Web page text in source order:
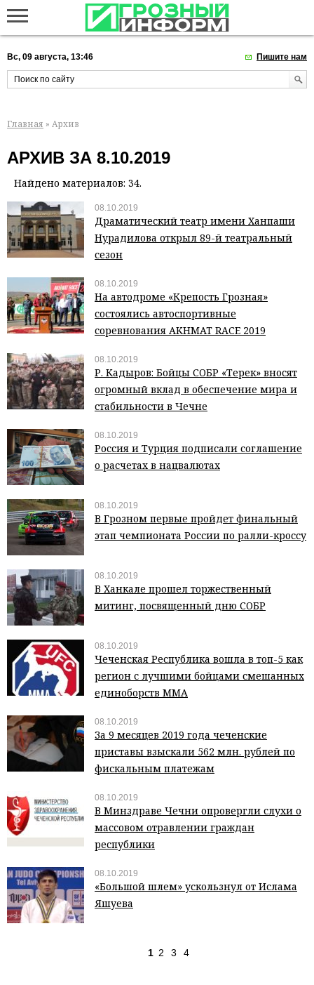
Вс, 09 августа, 13:46 Пишите нам
Главная » Архив
АРХИВ ЗА 8.10.2019
Найдено материалов: 34.
08.10.2019
Драматический театр имени Ханпаши
Нурадилова открыл 89-й театральный
сезон
08.10.2019
На автодроме «Крепость Грозная»
состоялись автоспортивные
соревнования AKHMAT RACE 2019
08.10.2019
Р. Кадыров: Бойцы СОБР «Терек» вносят
огромный вклад в обеспечение мира и
стабильности в Чечне
08.10.2019
Россия и Турция подписали соглашение
о расчетах в нацвалютах
08.10.2019
В Грозном первые пройдет финальный
этап чемпионата России по ралли-кроссу
08.10.2019
В Ханкале прошел торжественный
митинг, посвященный дню СОБР
08.10.2019
Чеченская Республика вошла в топ-5 как
регион с лучшими бойцами смешанных
единоборств ММА
08.10.2019
За 9 месяцев 2019 года чеченские
приставы взыскали 562 млн. рублей по
фискальным платежам
08.10.2019
В Минздраве Чечни опровергли слухи о
массовом отравлении граждан
республики
08.10.2019
«Большой шлем» ускользнул от Ислама
Яшуева
1 2 3 4